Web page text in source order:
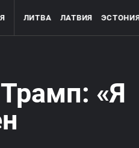
ЛИТВА ЛАТВИЯ
«Я